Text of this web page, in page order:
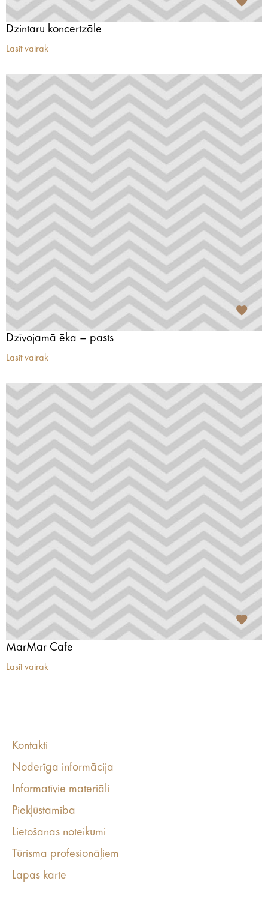
Dzintaru koncertzāle
Lasīt vairāk
Dzīvojamā ēka – pasts
Lasīt vairāk
MarMar Cafe
Lasīt vairāk
Kontakti
Noderīga informācija
Informatīvie materiāli
Piekļūstamība
Lietošanas noteikumi
Tūrisma profesionāļiem
Lapas karte